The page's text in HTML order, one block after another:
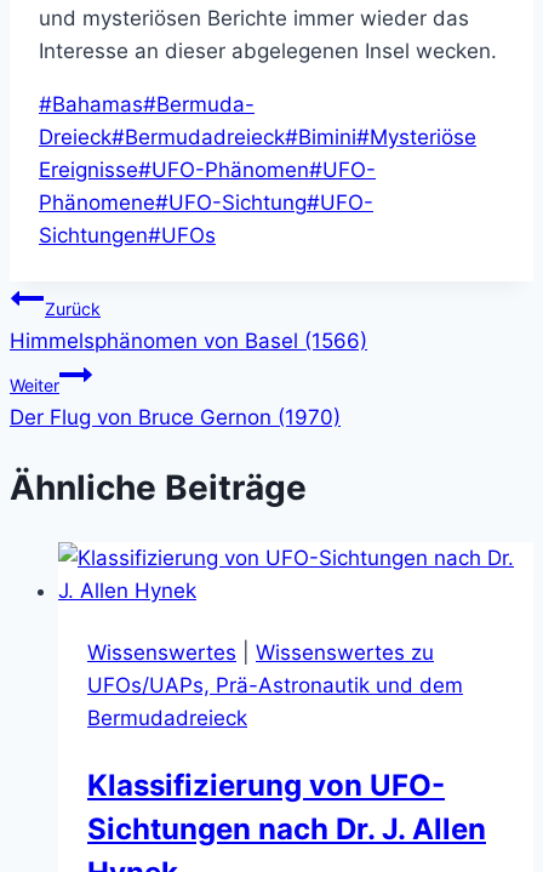
und mysteriösen Berichte immer wieder das
Interesse an dieser abgelegenen Insel wecken.
Schlagworte:
#Bahamas#Bermuda-
Dreieck#Bermudadreieck#Bimini#Mysteriöse
Ereignisse#UFO-Phänomen#UFO-
Phänomene#UFO-Sichtung#UFO-
Sichtungen#UFOs
Beitragsnavigation
Zurück
Himmelsphänomen von Basel (1566)
Weiter
Der Flug von Bruce Gernon (1970)
Ähnliche Beiträge
Wissenswertes
Wissenswertes zu
UFOs/UAPs, Prä-Astronautik und dem
Bermudadreieck
Klassifizierung von UFO-
Sichtungen nach Dr. J. Allen